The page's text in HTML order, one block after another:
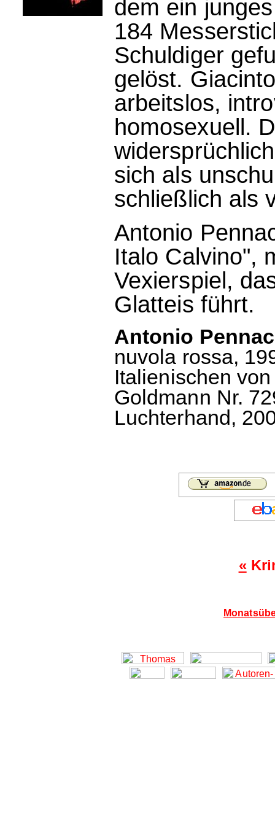
dem ein
184
Schuldiger
gelöst.
arbeitslos,
homosexuell.
sich als
schließlich als
Antonio
Italo Calvino",
Vexierspiel,
Glatteis führt.
Antonio
nuvola rossa,
Italienischen
Goldmann Nr.
Luchterhand,
«